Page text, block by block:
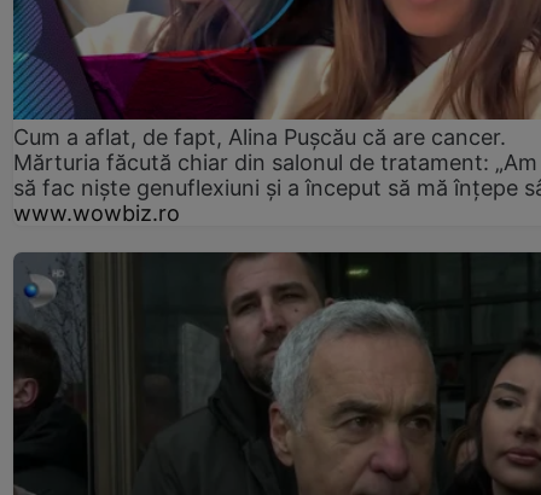
Cum a aflat, de fapt, Alina Pușcău că are cancer.
Mărturia făcută chiar din salonul de tratament:
să fac niște genuflexiuni și a început să mă înțepe
www.wowbiz.ro